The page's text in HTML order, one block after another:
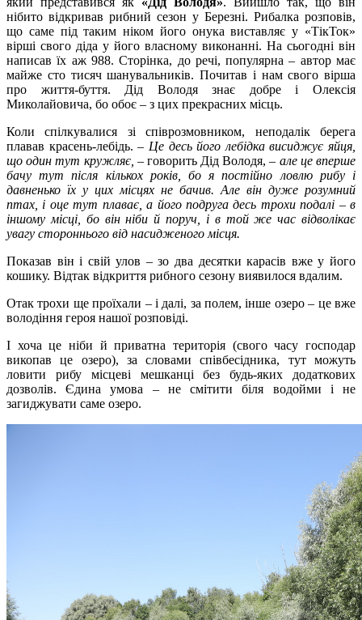
нібито відкривав рибний сезон у Березні. Рибалка розповів,
що саме під таким ніком його онука виставляє у «ТікТок»
вірші свого діда у його власному виконанні. На сьогодні він
написав їх аж 988. Сторінка, до речі, популярна – автор має
майже сто тисяч шанувальників. Почитав і нам свого вірша
про життя-буття. Дід Володя знає добре і Олексія
Миколайовича, бо обоє – з цих прекрасних місць.
Коли спілкувалися зі співрозмовником, неподалік берега
плавав красень-лебідь.– Це десь його лебідка висиджує яйця,
що один тут кружляє, –говорить Дід Володя, – але це вперше
бачу тут після кількох років, бо я постійно ловлю рибу і
давненько їх у цих місцях не бачив. Але він дуже розумний
птах, і оце тут плаває, а його подруга десь трохи подалі –в
іншому місці, бо він ніби й поруч, і в той же час відволікає
увагу стороннього від насидженого місця.
Показав він і свій улов – зо два десятки карасів вже у його
кошику. Відтак відкриття рибного сезону виявилося вдалим.
Отак трохи ще проїхали – і далі, за полем, інше озеро – це вже
володіння героя нашої розповіді.
І хоча це ніби й приватна територія (свого часу господар
викопав це озеро), за словами співбесідника, тут можуть
ловити рибу місцеві мешканці без будь-яких додаткових
дозволів. Єдина умова – не смітити біля водойми і не
загиджувати саме озеро.